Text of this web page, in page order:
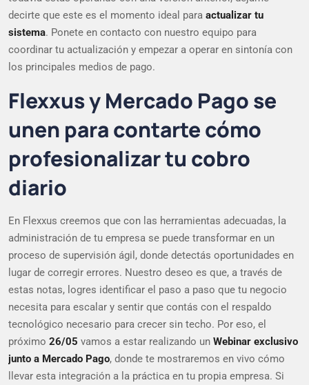
decirte que este es el momento ideal para actualizar tu
sistema. Ponete en contacto con nuestro equipo para
coordinar tu actualización y empezar a operar en sintonía con
los principales medios de pago.
Flexxus y Mercado Pago se
unen para contarte cómo
profesionalizar tu cobro
diario
En Flexxus creemos que con las herramientas adecuadas, la
administración de tu empresa se puede transformar en un
proceso de supervisión ágil, donde detectás oportunidades en
lugar de corregir errores. Nuestro deseo es que, a través de
estas notas, logres identificar el paso a paso que tu negocio
necesita para escalar y sentir que contás con el respaldo
tecnológico necesario para crecer sin techo. Por eso, el
próximo 26/05 vamos a estar realizando un Webinar exclusivo
junto a Mercado Pago, donde te mostraremos en vivo cómo
llevar esta integración a la práctica en tu propia empresa. Si